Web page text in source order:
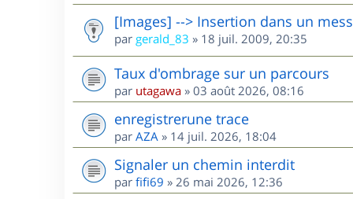
[Images] --> Insertion dans un
par gerald_83 » 18 juil. 2009, 20:35
Taux d'ombrage sur un parcours
par utagawa » 03 août 2026, 08:16
enregistrerune trace
par AZA » 14 juil. 2026, 18:04
Signaler un chemin interdit
par fifi69 » 26 mai 2026, 12:36